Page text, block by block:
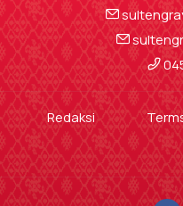
Redaksi